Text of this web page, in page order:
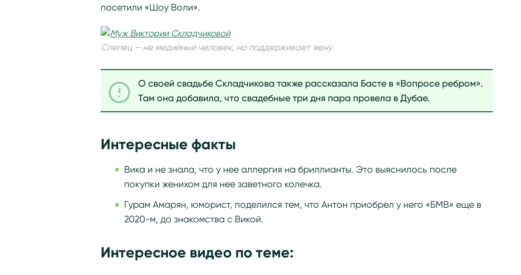
посетили «Шоу Воли».
Слепец – не медийный человек, но поддерживает жену
О своей свадьбе Складчикова также рассказала Басте в «Вопросе ребром».
Там она добавила, что свадебные три дня пара провела в Дубае.
Интересные факты
Вика и не знала, что у нее аллергия на бриллианты. Это выяснилось после
покупки женихом для нее заветного колечка.
Гурам Амарян, юморист, поделился тем, что Антон приобрел у него «БМВ» еще в
2020-м, до знакомства с Викой.
Интересное видео по теме: